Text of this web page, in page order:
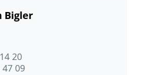
Bigler
20
09